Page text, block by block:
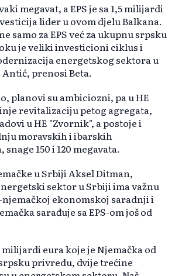
megavat, a EPS je sa 1,5 milijardi
lider u ovom djelu Balkana.
samo za EPS već za ukupnu srpsku
je veliki investicioni ciklus i
energetskog sektora u
prenosi Beta.
planovi su ambiciozni, pa u HE
revitalizaciju petog agregata,
u HE "Zvornik", a postoje i
moravskih i ibarskih
150 i 120 megavata.
u Srbiji Aksel Ditman,
sektor u Srbiji ima važnu
ekonomskoj saradnji i
sarađuje sa EPS-om još od
milijardi eura koje je Njemačka od
privredu, dvije trećine